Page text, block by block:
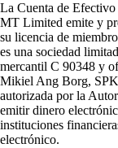
La Cuenta de
MT Limited emite y
su licencia de
es una sociedad
mercantil C 90348 y
Mikiel Ang Borg, SPK
autorizada por la
emitir dinero
instituciones
electrónico.